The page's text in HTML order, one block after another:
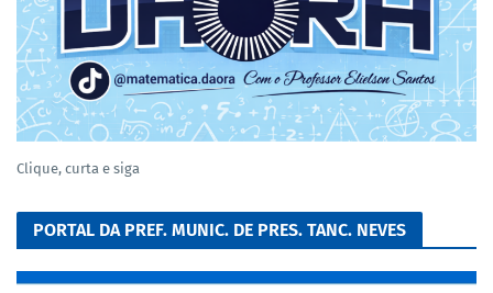
Clique, curta e siga
PORTAL DA PREF. MUNIC. DE PRES. TANC. NEVES